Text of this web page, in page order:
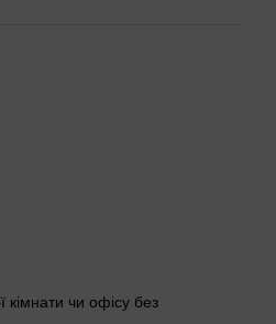
чи офісу без